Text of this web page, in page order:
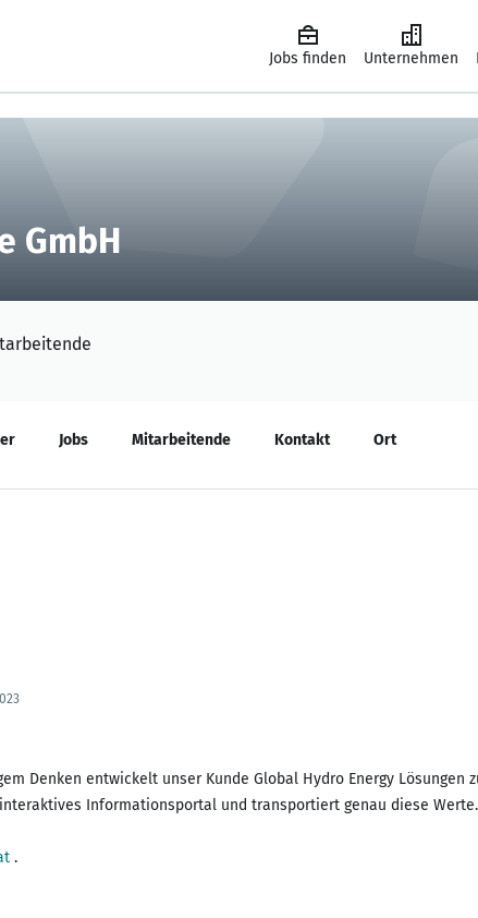
Jobs finden Unternehmen
GmbH
Jobs Mitarbeitende Kontakt Ort
Denken entwickelt unser Kunde Global Hydro Energy Lösungen
Informationsportal und transportiert genau diese Werte.
.